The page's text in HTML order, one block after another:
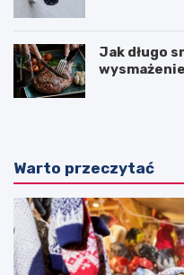
Jak długo
Warto przeczytać